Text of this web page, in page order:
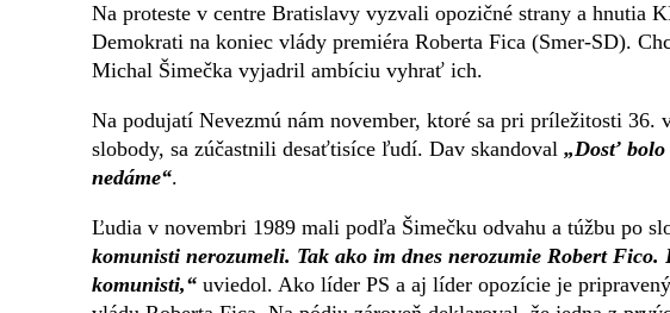
Na proteste v centre Bratislavy vyzvali opozičné strany a hnutia
Demokrati na koniec vlády premiéra Roberta Fica (Smer-SD).
Michal Šimečka vyjadril ambíciu vyhrať ich.
Na podujatí Nevezmú nám november, ktoré sa pri príležitosti 36.
slobody, sa zúčastnili desaťtisíce ľudí. Dav skandoval „Dosť bolo
nedáme“.
Ľudia v novembri 1989 mali podľa Šimečku odvahu a túžbu po
komunisti nerozumeli. Tak ako im dnes nerozumie Robert
komunisti,“ uviedol. Ako líder PS a aj líder opozície je